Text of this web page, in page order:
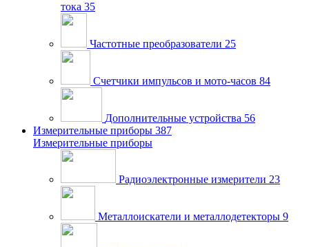
тока 35
Частотные преобразователи 25
Счетчики импульсов и мото-часов 84
Дополнительные устройства 56
Измерительные приборы 387
Измерительные приборы
Радиоэлектронные измерители 23
Металлоискатели и металлодетекторы 9